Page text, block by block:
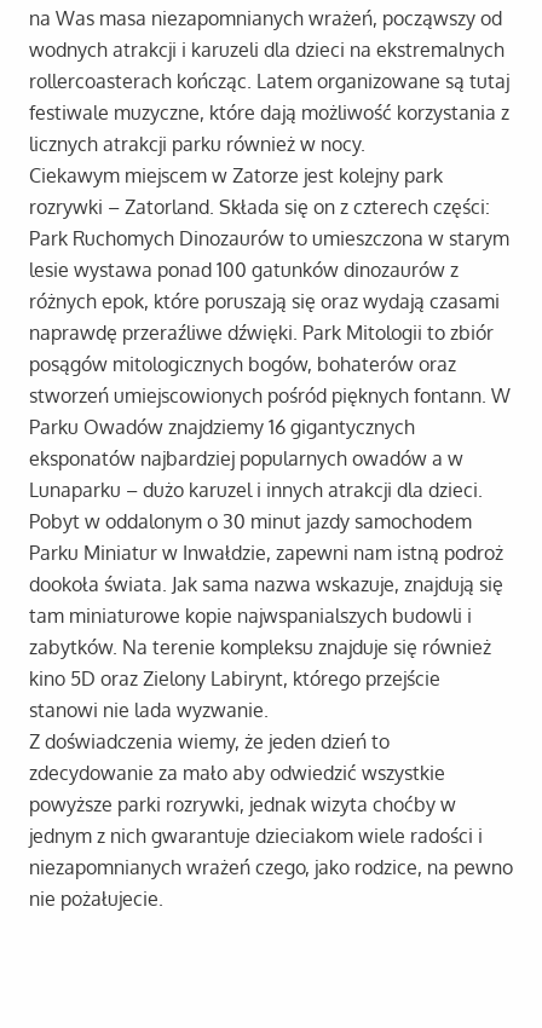
na Was masa niezapomnianych wrażeń, począwszy od
wodnych atrakcji i karuzeli dla dzieci na ekstremalnych
rollercoasterach kończąc. Latem organizowane są tutaj
festiwale muzyczne, które dają możliwość korzystania z
licznych atrakcji parku również w nocy.
Ciekawym miejscem w Zatorze jest kolejny park
rozrywki – Zatorland. Składa się on z czterech części:
Park Ruchomych Dinozaurów to umieszczona w starym
lesie wystawa ponad 100 gatunków dinozaurów z
różnych epok, które poruszają się oraz wydają czasami
naprawdę przeraźliwe dźwięki. Park Mitologii to zbiór
posągów mitologicznych bogów, bohaterów oraz
stworzeń umiejscowionych pośród pięknych fontann. W
Parku Owadów znajdziemy 16 gigantycznych
eksponatów najbardziej popularnych owadów a w
Lunaparku – dużo karuzel i innych atrakcji dla dzieci.
Pobyt w oddalonym o 30 minut jazdy samochodem
Parku Miniatur w Inwałdzie, zapewni nam istną podroż
dookoła świata. Jak sama nazwa wskazuje, znajdują się
tam miniaturowe kopie najwspanialszych budowli i
zabytków. Na terenie kompleksu znajduje się również
kino 5D oraz Zielony Labirynt, którego przejście
stanowi nie lada wyzwanie.
Z doświadczenia wiemy, że jeden dzień to
zdecydowanie za mało aby odwiedzić wszystkie
powyższe parki rozrywki, jednak wizyta choćby w
jednym z nich gwarantuje dzieciakom wiele radości i
niezapomnianych wrażeń czego, jako rodzice, na pewno
nie pożałujecie.